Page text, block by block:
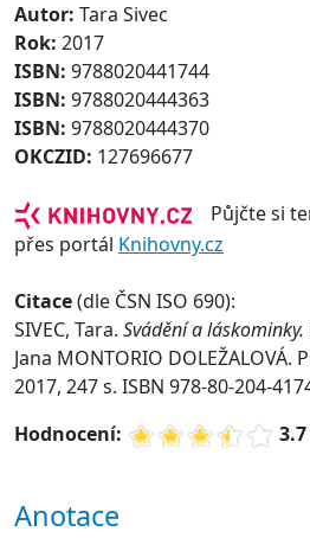
Autor: Tara Sivec
Rok: 2017
ISBN: 9788020441744
ISBN: 9788020444363
ISBN: 9788020444370
OKCZID: 127696677
Půjčte si
přes portál Knihovny.cz
Citace(dle ČSN ISO 690):
SIVEC, Tara. Svádění a láskominky.
Jana MONTORIO
2017, 247 s. ISBN 978-80-204-
Hodnocení:
Anotace